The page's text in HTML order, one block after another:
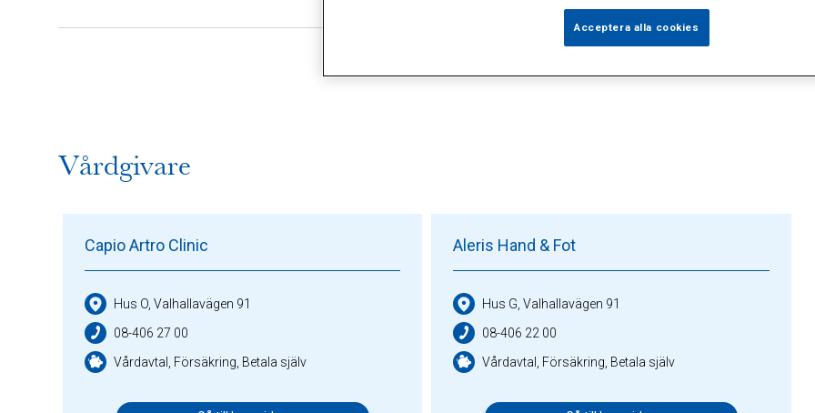
Vårdgivare
Capio Artro Clinic
Hus O, Valhallavägen 91
08-406 27 00
Vårdavtal, Försäkring, Betala själv
Aleris Hand & Fot
Hus G, Valhallavägen 91
08-406 22 00
Vårdavtal, Försäkring, Betala själv
Acceptera alla cookies